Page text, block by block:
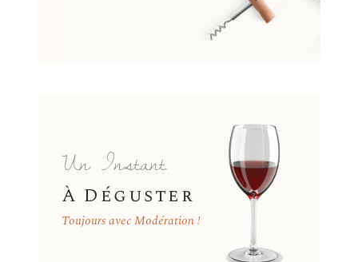
Un Instant
À Déguster
Toujours avec Modération !